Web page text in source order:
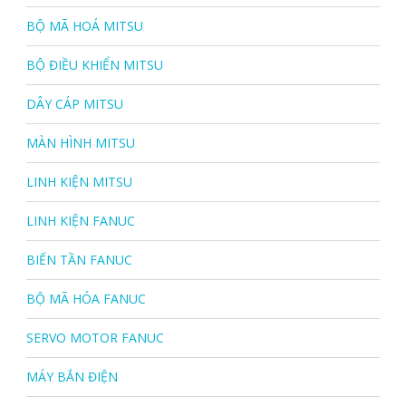
BỘ MÃ HOÁ MITSU
BỘ ĐIỀU KHIỂN MITSU
DÂY CÁP MITSU
MÀN HÌNH MITSU
LINH KIỆN MITSU
LINH KIỆN FANUC
BIẾN TẦN FANUC
BỘ MÃ HÓA FANUC
SERVO MOTOR FANUC
MÁY BẮN ĐIỆN